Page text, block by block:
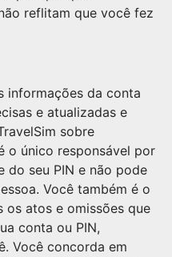
reflitam que você fez
informações da conta
e atualizadas e
sobre
o único responsável por
do seu PIN e não pode
Você também é o
os atos e omissões que
conta ou PIN,
Você concorda em